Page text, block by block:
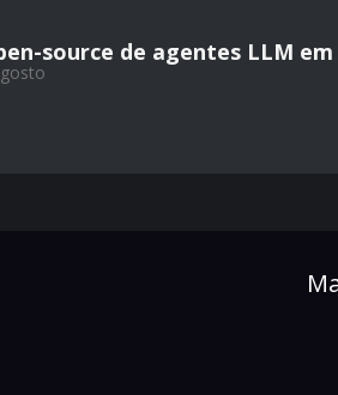
source de agentes LLM em